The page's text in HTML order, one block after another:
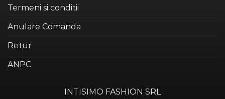
Termeni si conditii
Anulare Comanda
Retur
ANPC
INTISIMO FASHION SRL